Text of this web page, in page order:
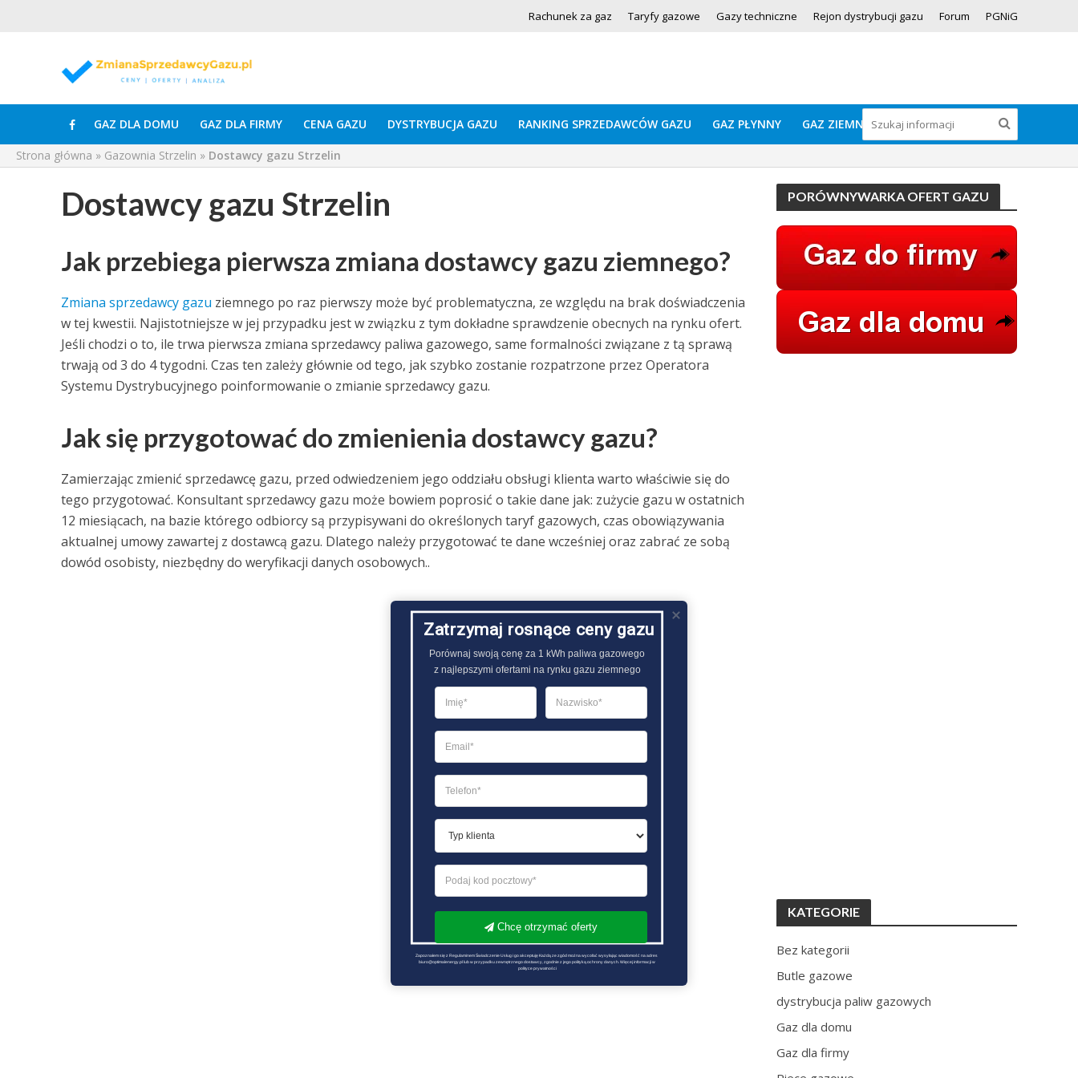
Rachunek za gaz Taryfy gazowe Gazy techniczne Rejon dystrybucji gazu Forum PGNiG
GAZ DLA DOMU GAZ DLA FIRMY CENA GAZU DYSTRYBUCJA GAZU RANKING SPRZEDAWCÓW GAZU GAZ PŁYNNY GAZ ZIEMNY
Strona główna » Gazownia Strzelin » Dostawcy gazu Strzelin
Dostawcy gazu Strzelin
Jak przebiega pierwsza zmiana dostawcy gazu ziemnego?
Zmiana sprzedawcy gazu ziemnego po raz pierwszy może być problematyczna, ze względu na brak doświadczenia
w tej kwestii. Najistotniejsze w jej przypadku jest w związku z tym dokładne sprawdzenie obecnych na rynku ofert.
Jeśli chodzi o to, ile trwa pierwsza zmiana sprzedawcy paliwa gazowego, same formalności związane z tą sprawą
trwają od 3 do 4 tygodni. Czas ten zależy głównie od tego, jak szybko zostanie rozpatrzone przez Operatora
Systemu Dystrybucyjnego poinformowanie o zmianie sprzedawcy gazu.
Jak się przygotować do zmienienia dostawcy gazu?
Zamierzając zmienić sprzedawcę gazu, przed odwiedzeniem jego oddziału obsługi klienta warto właściwie się do
tego przygotować. Konsultant sprzedawcy gazu może bowiem poprosić o takie dane jak: zużycie gazu w ostatnich
12 miesiącach, na bazie którego odbiorcy są przypisywani do określonych taryf gazowych, czas obowiązywania
aktualnej umowy zawartej z dostawcą gazu. Dlatego należy przygotować te dane wcześniej oraz zabrać ze sobą
dowód osobisty, niezbędny do weryfikacji danych osobowych..
PORÓWNYWARKA OFERT GAZU
KATEGORIE
Bez kategorii
Butle gazowe
dystrybucja paliw gazowych
Gaz dla domu
Gaz dla firmy
Zatrzymaj rosnące ceny gazu
Porównaj swoją cenę za 1 kWh paliwa gazowego
z najlepszymi ofertami na rynku gazu ziemnego
Chcę otrzymać oferty
Zapoznałem się z Regulaminem Świadczenie Usług i go akceptuję Każdą ze zgód można wycofać wysyłając wiadomość na adres
biuro@optimalenergy.pl lub w przypadku zewnętrznego dostawcy, zgodnie z jego polityką ochrony danych. Więcej informacji w
polityce prywatności